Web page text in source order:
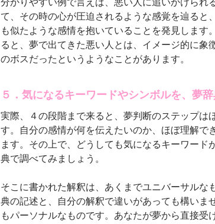
て、その時の心が圧迫されるような感覚を辿ると
も似たような感情を抱いていることを発見します
ると、夢で出てきた悪い人とは、イメージ的に象
のボスだったというようなことがあります。
５．気になるキーワードやシンボルを、夢
実際、４の段階まで来ると、夢判断のステップは
す。自分の感情が何を伝えたいのか、ほぼ理解で
ます。その上で、どうしても気になるキーワード
典で調べてみましょう。
そこに書かれた解釈は、あくまでユニバーサルな
典の記述と、自分の解釈で違いがあっても構いま
もパーソナルなものです。あなたが夢から直接受